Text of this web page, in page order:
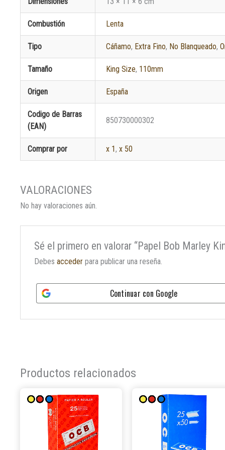
Combustión Lenta
Tipo Cáñamo, Extra Fino, No Blanqueado,
Tamaño King Size, 110mm
Origen España
Codigo de Barras
(EAN)
850730000302
Comprar por x 1,x 50
No hay valoraciones aún.
Sé el primero en valorar “Papel Bob Marley
Debes accederpara publicar una reseña.
Continuar con Google
Productos relacionados